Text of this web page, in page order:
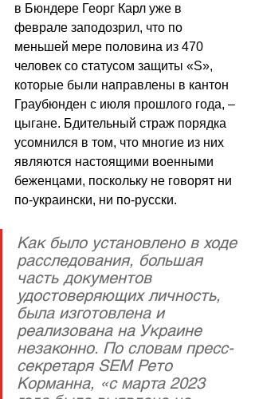
в Бюндере Георг Карл уже в
феврале заподозрил, что по
меньшей мере половина из 470
человек со статусом защиты «S»,
которые были направлены в кантон
Граубюнден с июля прошлого года, –
цыгане. Бдительный страж порядка
усомнился в том, что многие из них
являются настоящими военными
беженцами, поскольку не говорят ни
по-украински, ни по-русски.
Как было установлено в ходе
расследования, большая
часть документов
удостоверяющих личность,
была изготовлена и
реализована на Украине
незаконно. По словам пресс-
секретаря SEM Рето
Корманна, «с марта 2023